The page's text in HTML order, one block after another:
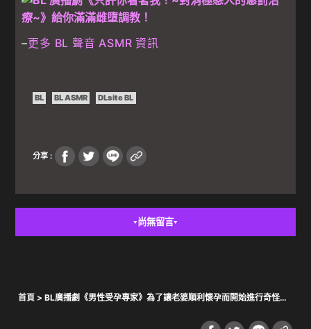
–更多 BL 聲音 ASMR 資訊
BL BL ASMR DLsite BL
分享 :
▼ 尚無留言▼
首頁> BL廣播劇《男性受孕專家》為了讓老婆順利懷孕而開始進行奇怪的